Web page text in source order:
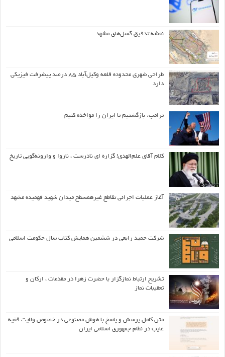
نقشه تدقیق گسل‌های مشهد
طراحی شهری محدوده قلعه وکیل‌آباد ۸۵ درصد پیشرفت فیزیکی
دارد
ترامپ: بازگشتیم تا ایران را مواخذه کنیم
کلام آقای علم‌الهدی! گزاره ای نادرست ، ناروا و وارونه‌گویی تاریخ
آغاز عملیات اجرائی تقاطع غیرهمسطح میدان شهید فهمیده مشهد
شرکت حمید رابعی در ششمین همایش کتاب سال حکومت اسلامی
تشریح ارتباط نمازگزار با حضرت زهرا در مقدمات ، ارکان و
تعقیبات نماز
متن کامل پرسش و پاسخ با هوش مصنوعی در خصوص ولایت فقیه
غایب در نظام جمهوری اسلامی ایران